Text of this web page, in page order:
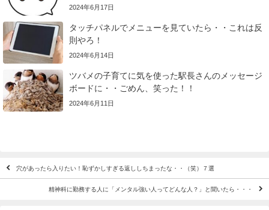
2024年6月17日
タッチパネルでメニューを見ていたら・・これは反
則やろ！
2024年6月14日
ツバメの子育てに気を使った駅長さんのメッセージ
ボードに・・ごめん、笑った！！
2024年6月11日
穴があったら入りたい！恥ずかしすぎる返ししちまったな・・（笑）７選
精神科に勤務する人に「メンタル強い人ってどんな人？」と聞いたら・・・